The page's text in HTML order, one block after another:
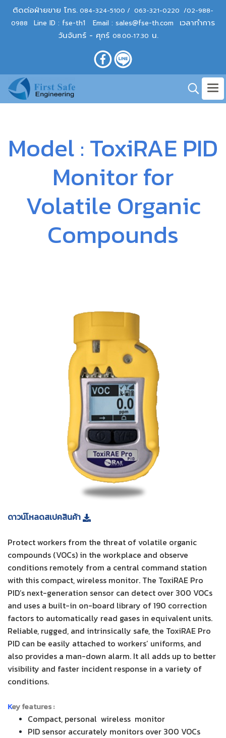
ติดต่อฝ่ายขาย โทร. 084-324-5100 / 063-321-0220 /02-988-
0988
Line ID : fse-th1 Email : sales@fse-th.com
เวลาทำการ
วันจันทร์ - ศุกร์ 08.00‐17.30 น.
Model : ToxiRAE PID
Monitor for
Volatile Organic
Compounds
ดาวน์โหลดสเปคสินค้า
Protect workers from the threat of volatile organic
compounds (VOCs) in the workplace and observe
conditions remotely from a central command station
with this compact, wireless monitor. The ToxiRAE Pro
PID’s next-generation sensor can detect over 300 VOCs
and uses a built-in on-board library of 190 correction
factors to automatically read gases in equivalent units.
Reliable, rugged, and intrinsically safe, the ToxiRAE Pro
PID can be easily attached to workers’ uniforms, and
also provides a man-down alarm. It all adds up to better
visibility and faster incident response in a variety of
conditions.
Key features :
Compact, personal wireless monitor
PID sensor accurately monitors over 300 VOCs